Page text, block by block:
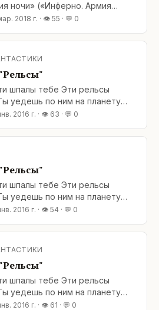
ночи» («Инферно. Армия
«Peeps» («Parasite
книги про
Скотта Вестерфельда как
на то, что книга совершенно
самая настоящая
2018 г. · 👁 55 · 💬 0
шпалы тебе Эти рельсы
yедешь по ним на планетy
мимо... («Зимовье
о романе Чайны Мьевиля
2016 г. · 👁 63 · 💬 0
шпалы тебе Эти рельсы
yедешь по ним на планетy
мимо... («Зимовье
о романе Чайны Мьевиля
— а тут и повод подоспел: по
«Мир фантастики» эта
«Лучшей
2016 г. · 👁 54 · 💬 0
шпалы тебе Эти рельсы
yедешь по ним на планетy
мимо... («Зимовье
2016 г. · 👁 61 · 💬 0